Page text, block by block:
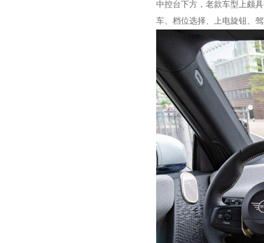
中控台下方，老款车型上颇
车、档位选择、上电旋钮、